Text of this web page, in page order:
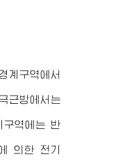
계구역에서
근방에서는
구역에는 반
의한 전기